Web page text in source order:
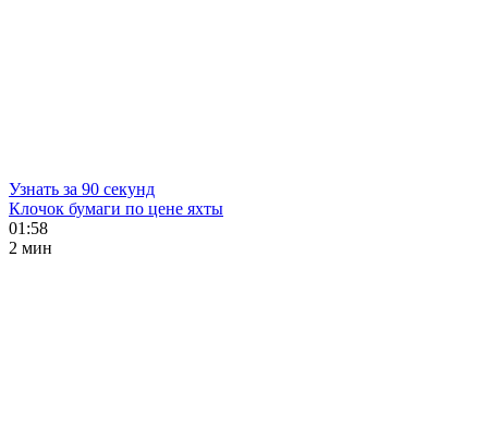
Узнать за 90 секунд
Клочок бумаги по цене яхты
01:58
2 мин